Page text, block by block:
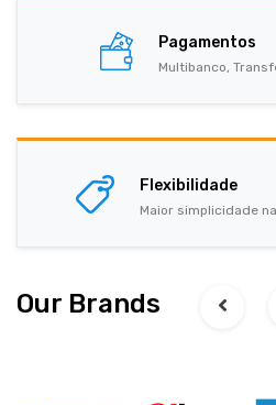
Pagamentos
Multibanco,
Flexibilidade
Maior simplicidade
Our Brands